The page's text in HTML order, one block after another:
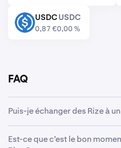
USDC USDCUSDC
0,87 €0,00 %
FAQ
Puis-je échanger des Rize à
Kraken pour acheter
Est-ce que c’est le bon